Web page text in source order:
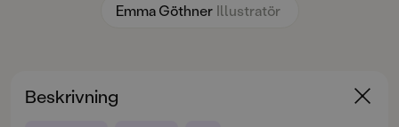
Emma Göthner Illustratör
Beskrivning